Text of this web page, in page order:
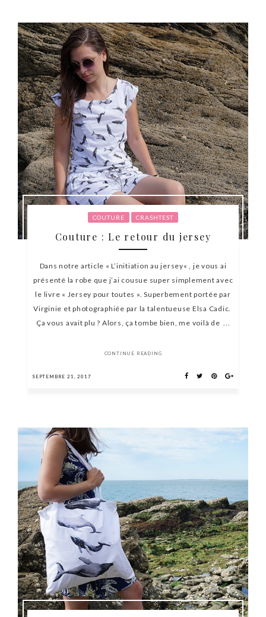
COUTURE CRASHTEST
Couture : Le retour du jersey
Dans notre article « L’initiation au jersey« , je vous ai
présenté la robe que j’ai cousue super simplement avec
le livre « Jersey pour toutes ». Superbement portée par
Virginie et photographiée par la talentueuse Elsa Cadic.
Ça vous avait plu ? Alors, ça tombe bien, me voilà de ...
CONTINUE READING
SEPTEMBRE 21, 2017